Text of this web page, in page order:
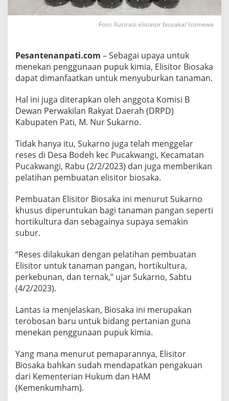
i
g
a
n
E
i
s
i
t
o
B
i
o
s
a
k
Foto: Ilustrasi elisiator biosaka/ Istimewa
Pesantenanpati.com – Sebagai upaya untuk
menekan penggunaan pupuk kimia, Elisitor Biosaka
dapat dimanfaatkan untuk menyuburkan tanaman.
Hal ini juga diterapkan oleh anggota Komisi B
Dewan Perwakilan Rakyat Daerah (DRPD)
Kabupaten Pati, M. Nur Sukarno.
Tidak hanya itu, Sukarno juga telah menggelar
reses di Desa Bodeh kec Pucakwangi, Kecamatan
Pucakwangi, Rabu (2/2/2023) dan juga memberikan
pelatihan pembuatan elisitor biosaka.
Pembuatan Elisitor Biosaka ini menurut Sukarno
khusus diperuntukan bagi tanaman pangan seperti
hortikultura dan sebagainya supaya semakin
subur.
“Reses dilakukan dengan pelatihan pembuatan
Elisitor untuk tanaman pangan, hortikultura,
perkebunan, dan ternak,” ujar Sukarno, Sabtu
(4/2/2023).
Lantas ia menjelaskan, Biosaka ini merupakan
terobosan baru untuk bidang pertanian guna
menekan penggunaan pupuk kimia.
Yang mana menurut pemaparannya, Elisitor
Biosaka bahkan sudah mendapatkan pengakuan
dari Kementerian Hukum dan HAM
(Kemenkumham).